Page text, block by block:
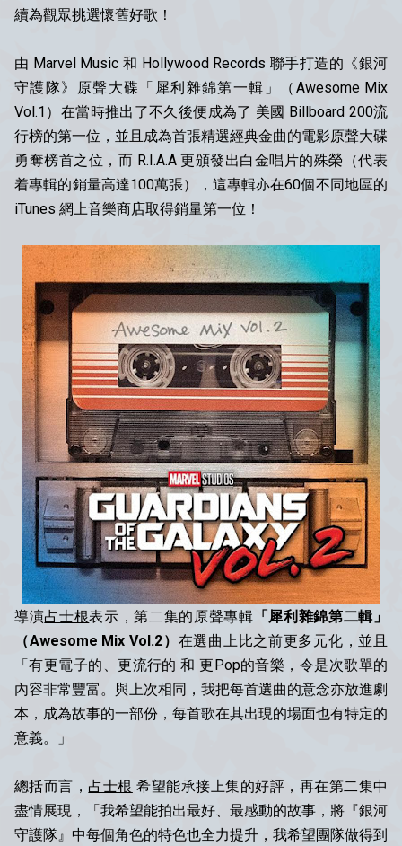
續為觀眾挑選懷舊好歌！
由 Marvel Music 和 Hollywood Records 聯手打造的《銀河
守護隊》原聲大碟「犀利雜錦第一輯」（Awesome Mix
Vol.1）在當時推出了不久後便成為了 美國 Billboard 200流
行榜的第一位，並且成為首張精選經典金曲的電影原聲大碟
勇奪榜首之位，而 R.I.A.A 更頒發出白金唱片的殊榮（代表
着專輯的銷量高達100萬張），這專輯亦在60個不同地區的
iTunes 網上音樂商店取得銷量第一位！
導演占士根表示，第二集的原聲專輯 「犀利雜錦第二輯」
（Awesome Mix Vol.2） 在選曲上比之前更多元化，並且
「有更電子的、更流行的 和 更Pop的音樂，令是次歌單的
內容非常豐富。與上次相同，我把每首選曲的意念亦放進劇
本，成為故事的一部份，每首歌在其出現的場面也有特定的
意義。」
總括而言， 占士根 希望能承接上集的好評，再在第二集中
盡情展現，「我希望能拍出最好、最感動的故事，將『銀河
守護隊』中每個角色的特色也全力提升，我希望團隊做得到